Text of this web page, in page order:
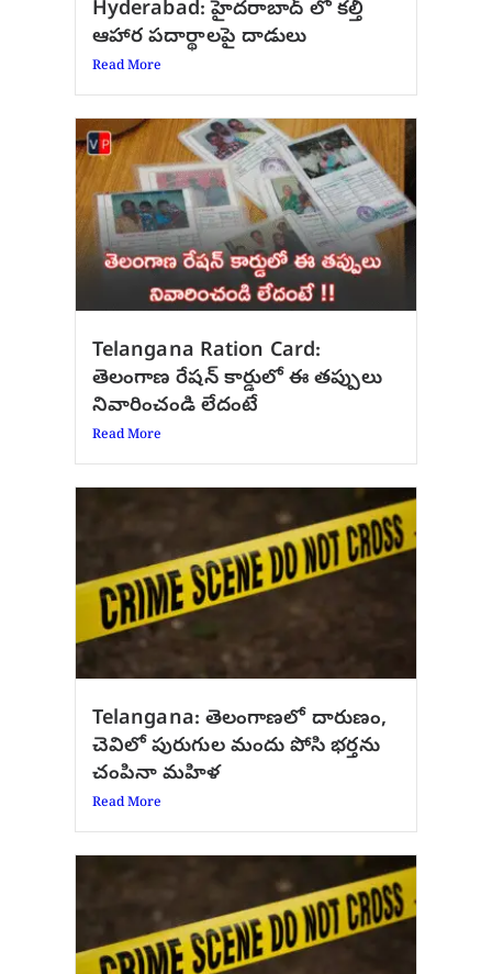
Hyderabad: హైదరాబాద్‌ లో కల్తీ
ఆహార పదార్థాలపై దాడులు
Read More
Telangana Ration Card:
తెలంగాణ రేషన్ కార్డులో ఈ తప్పులు
నివారించండి లేదంటే
Read More
Telangana: తెలంగాణలో దారుణం,
చెవిలో పురుగుల మందు పోసి భర్తను
చంపినా మహిళ
Read More